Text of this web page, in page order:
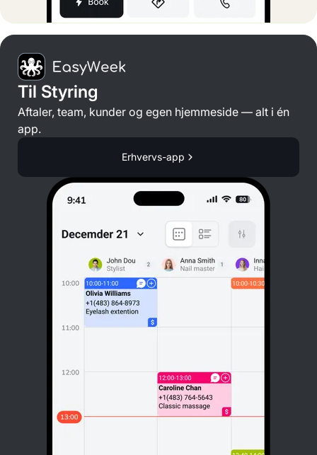
Til Styring
Aftaler, team, kunder og egen hjemmeside — alt i én
app.
Erhvervs-app